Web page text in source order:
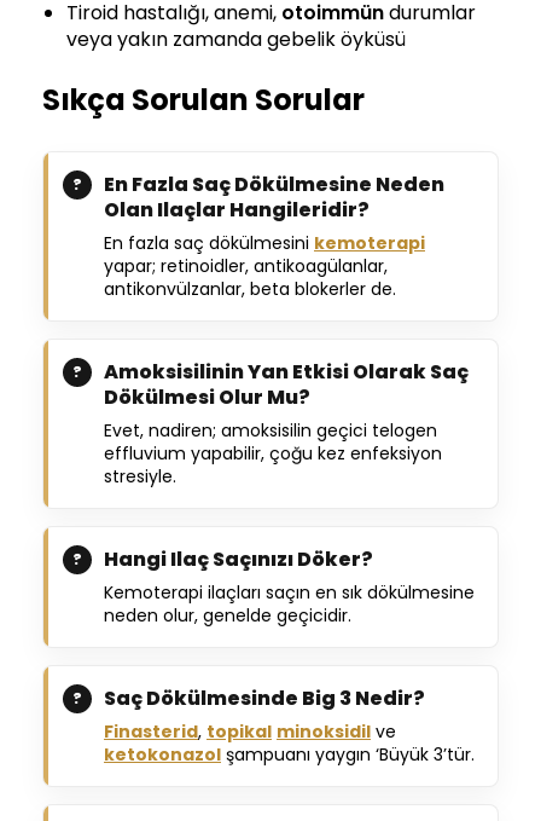
Tiroid hastalığı, anemi, otoimmündurumlar
veya yakın zamanda gebelik öyküsü
Sıkça Sorulan Sorular
En Fazla Saç Dökülmesine Neden
Olan Ilaçlar Hangileridir?
En fazla saç dökülmesini kemoterapi
yapar; retinoidler, antikoagülanlar,
antikonvülzanlar, beta blokerler de.
Amoksisilinin Yan Etkisi Olarak Saç
Dökülmesi Olur Mu?
Evet, nadiren; amoksisilin geçici telogen
effluvium yapabilir, çoğu kez enfeksiyon
stresiyle.
Hangi Ilaç Saçınızı Döker?
Kemoterapi ilaçları saçın en sık dökülmesine
neden olur, genelde geçicidir.
Saç Dökülmesinde Big 3 Nedir?
Finasterid, topikal minoksidil ve
ketokonazol şampuanı yaygın ‘Büyük 3’tür.